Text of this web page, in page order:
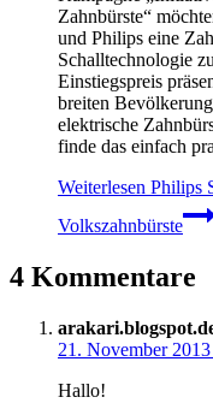
Zahnbürste“
und Philips eine
Schalltechnologie
Einstiegspreis
breiten
elektrische
finde das einfach
Weiterlesen Philips
Volkszahnbürste
4 Kommentare
21. November
Hallo!